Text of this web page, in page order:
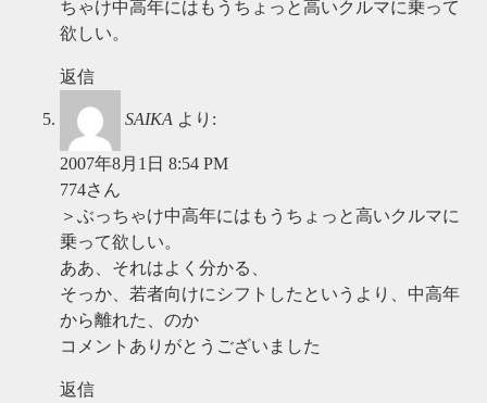
ちゃけ中高年にはもうちょっと高いクルマに乗って
欲しい。
返信
SAIKA より:
2007年8月1日 8:54 PM
774さん
＞ぶっちゃけ中高年にはもうちょっと高いクルマに
乗って欲しい。
ああ、それはよく分かる、
そっか、若者向けにシフトしたというより、中高年
から離れた、のか
コメントありがとうございました
返信